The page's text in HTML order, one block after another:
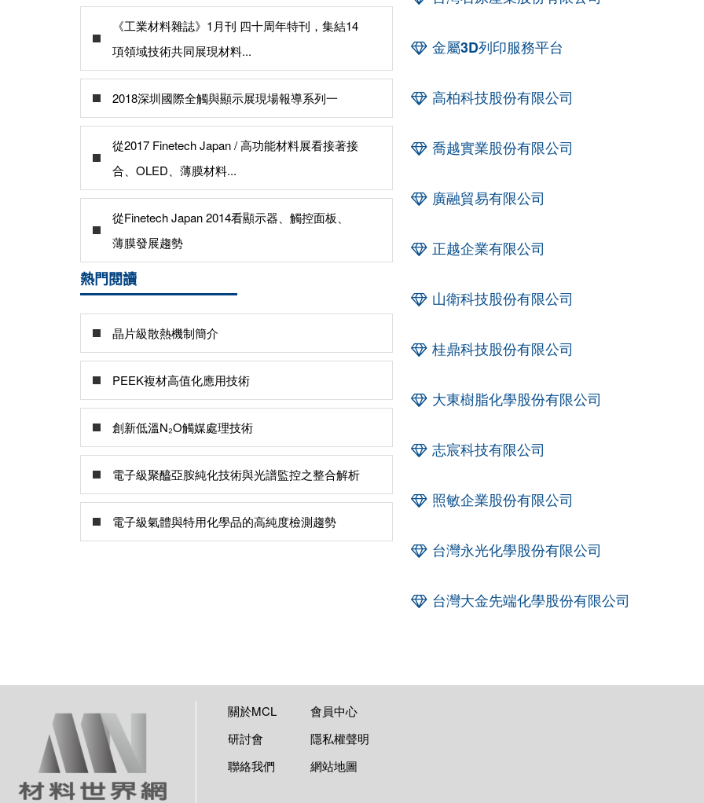
《工業材料雜誌》1月刊 四十周年特刊，集結14
項領域技術共同展現材料...
2018深圳國際全觸與顯示展現場報導系列一
從2017 Finetech Japan / 高功能材料展看接著接
合、OLED、薄膜材料...
從Finetech Japan 2014看顯示器、觸控面板、
薄膜發展趨勢
熱門閱讀
晶片級散熱機制簡介
PEEK複材高值化應用技術
創新低溫N₂O觸媒處理技術
電子級聚醯亞胺純化技術與光譜監控之整合解析
電子級氣體與特用化學品的高純度檢測趨勢
金屬3D列印服務平台
高柏科技股份有限公司
喬越實業股份有限公司
廣融貿易有限公司
正越企業有限公司
山衛科技股份有限公司
桂鼎科技股份有限公司
大東樹脂化學股份有限公司
志宸科技有限公司
照敏企業股份有限公司
台灣永光化學股份有限公司
台灣大金先端化學股份有限公司
關於MCL
會員中心
研討會
隱私權聲明
聯絡我們
網站地圖